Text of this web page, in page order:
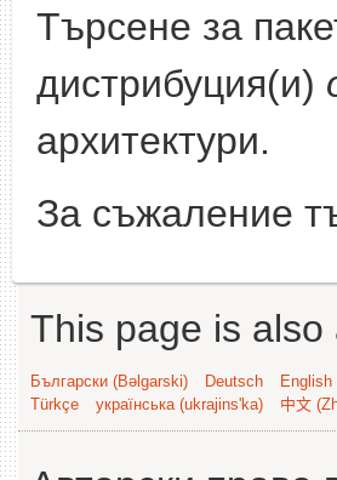
Търсене за
дистрибуция(и)
архитектури.
За съжаление
This page is
Български (Bəlgarski) Deutsch English
Türkçe
українська (ukrajins'ka) 中文